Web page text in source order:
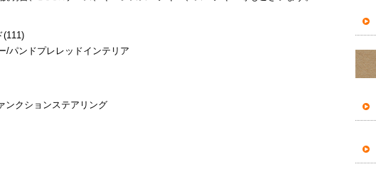
(111)
/パンドプレレッドインテリア
ンクションステアリング